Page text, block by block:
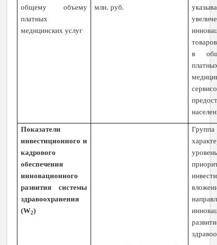
общему объему
платных
медицинских услуг
млн. руб.
в
Показатели
инвестиционного и
кадрового
обеспечения
инновационного
развития системы
здравоохранения
(W2)